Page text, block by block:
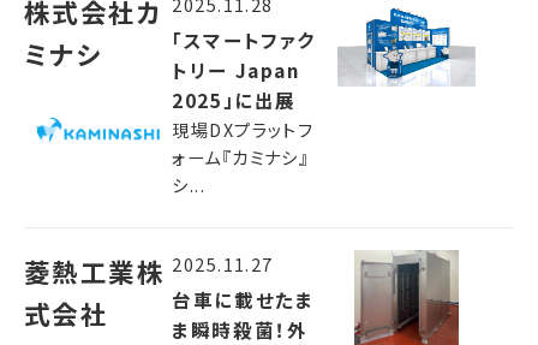
株式会社カ
ミナシ
「スマートファク
トリー Japan
2025」に出展
現場DXプラットフ
ォーム『カミナシ』
シ...
菱熱工業株
式会社
2025.11.27
台車に載せたま
ま瞬時殺菌！外